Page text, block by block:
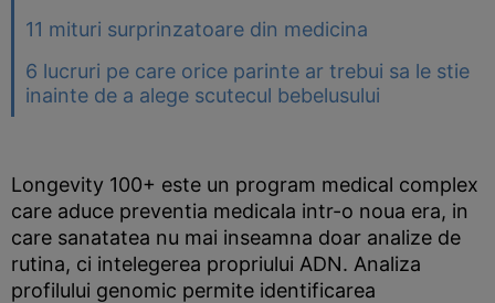
11 mituri surprinzatoare din medicina
6 lucruri pe care orice parinte ar trebui sa le stie
inainte de a alege scutecul bebelusului
Longevity 100+ este un program medical complex
care aduce preventia medicala intr-o noua era, in
care sanatatea nu mai inseamna doar analize de
rutina, ci intelegerea propriului ADN. Analiza
profilului genomic permite identificarea